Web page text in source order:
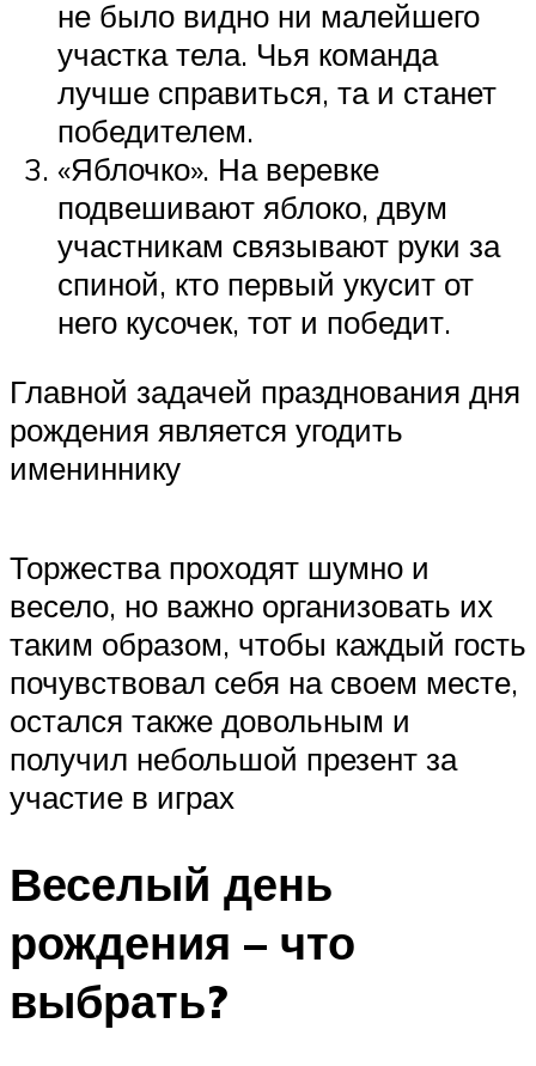
не было видно ни малейшего
участка тела. Чья команда
лучше справиться, та и станет
победителем.
«Яблочко». На веревке
подвешивают яблоко, двум
участникам связывают руки за
спиной, кто первый укусит от
него кусочек, тот и победит.
Главной задачей празднования дня
рождения является угодить
имениннику
Торжества проходят шумно и
весело, но важно организовать их
таким образом, чтобы каждый гость
почувствовал себя на своем месте,
остался также довольным и
получил небольшой презент за
участие в играх
Веселый день
рождения – что
выбрать?